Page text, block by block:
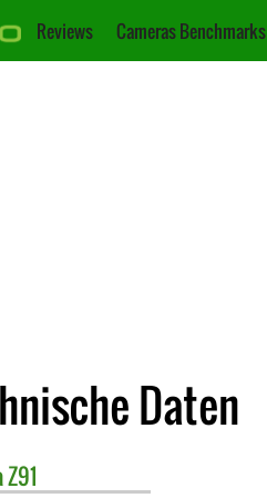
Reviews Cameras Benchmarks
Daten
Z91